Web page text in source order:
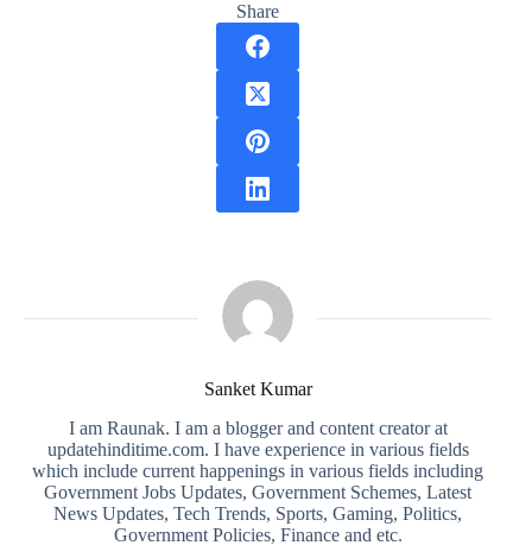
Share
Sanket Kumar
I am Raunak. I am a blogger and content creator at
updatehinditime.com. I have experience in various fields
which include current happenings in various fields including
Government Jobs Updates, Government Schemes, Latest
News Updates, Tech Trends, Sports, Gaming, Politics,
Government Policies, Finance and etc.